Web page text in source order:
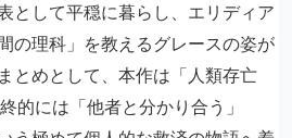
として平穏に暮らし、エリディア
の理科」を教えるグレースの姿が
とめとして、本作は「人類存亡
的には「他者と分かり合う」